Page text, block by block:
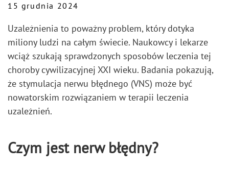
15 grudnia 2024
Uzależnienia to poważny problem, który dotyka
miliony ludzi na całym świecie. Naukowcy i lekarze
wciąż szukają sprawdzonych sposobów leczenia tej
choroby cywilizacyjnej XXI wieku. Badania pokazują,
że stymulacja nerwu błędnego (VNS) może być
nowatorskim rozwiązaniem w terapii leczenia
uzależnień.
Czym jest nerw błędny?